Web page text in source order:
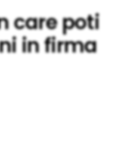
care poti
in firma